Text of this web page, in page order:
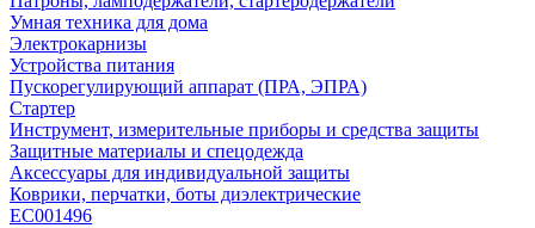
Умная техника для дома
Электрокарнизы
Устройства питания
Пускорегулирующий аппарат (ПРА, ЭПРА)
Стартер
Инструмент, измерительные приборы и средства защиты
Защитные материалы и спецодежда
Аксессуары для индивидуальной защиты
Коврики, перчатки, боты диэлектрические
EC001496